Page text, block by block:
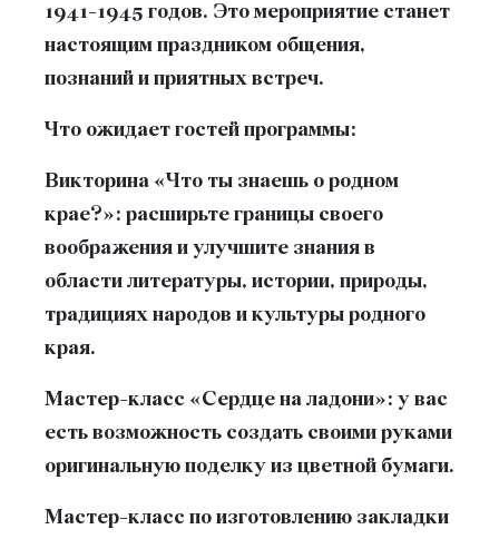
1941-1945 годов. Это мероприятие станет
настоящим праздником общения,
познаний и приятных встреч.
Что ожидает гостей программы:
Викторина «Что ты знаешь о родном
крае?»: расширьте границы своего
воображения и улучшите знания в
области литературы, истории, природы,
традициях народов и культуры родного
края.
Мастер-класс «Сердце на ладони»: у вас
есть возможность создать своими руками
оригинальную поделку из цветной бумаги.
Мастер-класс по изготовлению закладки